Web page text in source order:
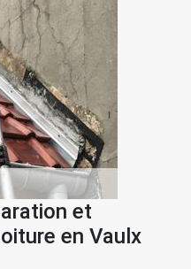
et
en Vaulx